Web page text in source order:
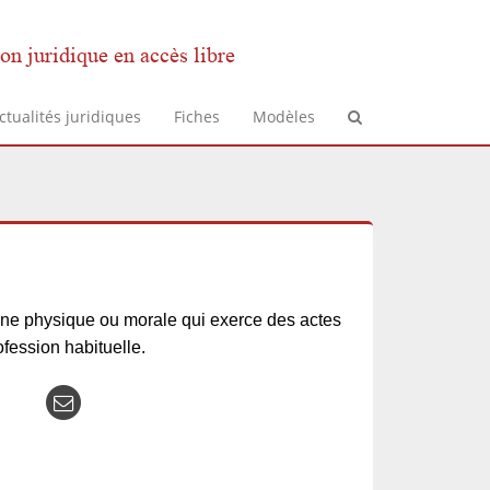
juridique en accès libre
juridiques Fiches Modèles
physique ou morale qui exerce des actes
habituelle.